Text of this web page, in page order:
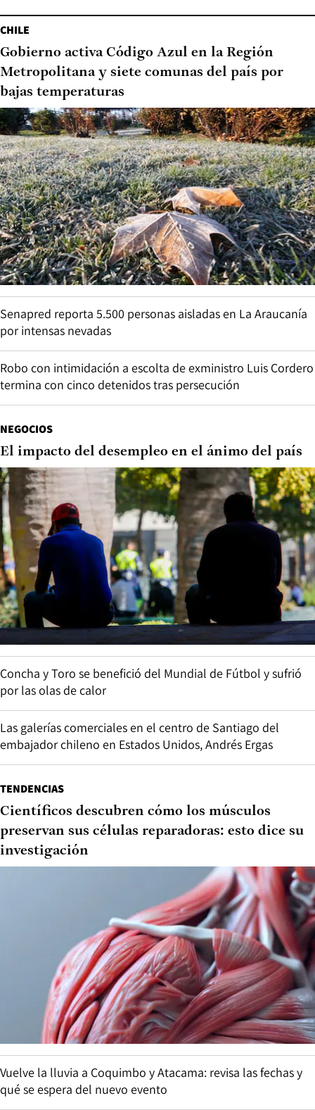
CHILE
Gobierno activa Código Azul en la Región
Metropolitana y siete comunas del país por
bajas temperaturas
Senapred reporta 5.500 personas aisladas en La Araucanía
por intensas nevadas
Robo con intimidación a escolta de exministro Luis Cordero
termina con cinco detenidos tras persecución
NEGOCIOS
El impacto del desempleo en el ánimo del país
Concha y Toro se benefició del Mundial de Fútbol y sufrió
por las olas de calor
Las galerías comerciales en el centro de Santiago del
embajador chileno en Estados Unidos, Andrés Ergas
TENDENCIAS
Científicos descubren cómo los músculos
preservan sus células reparadoras: esto dice su
investigación
Vuelve la lluvia a Coquimbo y Atacama: revisa las fechas y
qué se espera del nuevo evento